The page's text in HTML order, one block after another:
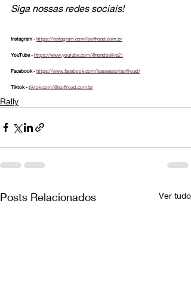
Siga nossas redes sociais!
Instagram - https://instagram.com/lsoffroad.com.br
YouTube - https://www.youtube.com/@nandosilva21
Facebook - https://www.facebook.com/lsassessoriaoffroad/
Tiktok - tiktok.com/@lsoffroad.com.br
Rally
Posts Relacionados Ver tudo